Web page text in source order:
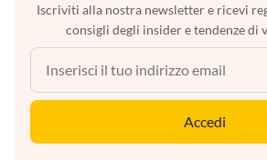
Iscriviti alla nostra newsletter e ricevi
consigli degli insider e tendenze di
Accedi